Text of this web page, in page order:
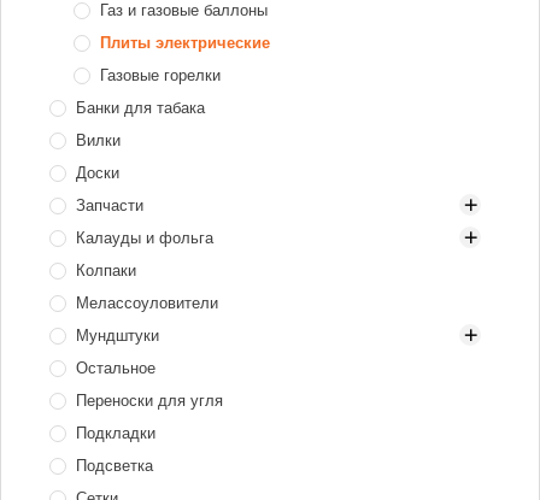
Газ и газовые баллоны
Плиты электрические
Газовые горелки
Банки для табака
Вилки
Доски
Запчасти
XKAH Pro
Блюдца
Диффузоры
Коннекторы для шланга
Шарики продувки
Калауды и фольга
Алюминий
Нержавеющая сталь
Электрические
Колпаки
Мелассоуловители
Мундштуки
Мундштуки для кальяна
Одноразовые мундштуки
Охлаждаюшие мундштуки
Персональные мундштуки
Остальное
Переноски для угля
Подкладки
Подсветка